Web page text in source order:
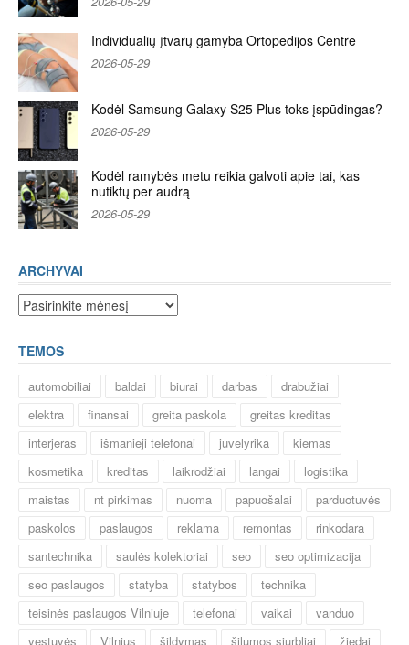
Individualių įtvarų gamyba Ortopedijos Centre
2026-05-29
Kodėl Samsung Galaxy S25 Plus toks įspūdingas?
2026-05-29
Kodėl ramybės metu reikia galvoti apie tai, kas
nutiktų per audrą
2026-05-29
ARCHYVAI
Archyvai
TEMOS
automobiliai baldai biurai darbas
drabužiai
elektra
finansai greita paskola
greitas kreditas
interjeras
išmanieji telefonai juvelyrika
kiemas
kosmetika
kreditas laikrodžiai langai
logistika
maistas
nt pirkimas nuoma papuošalai
parduotuvės
paskolos
paslaugos reklama remontas
rinkodara
santechnika
saulės kolektoriai seo
seo optimizacija
seo paslaugos
statyba statybos
technika
teisinės paslaugos Vilniuje
telefonai vaikai
vanduo
vestuvės
Vilnius šildymas šilumos siurbliai žiedai